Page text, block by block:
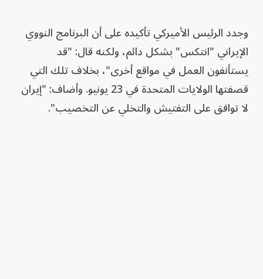
وجدد الرئيس الأميركي تأكيده على أن البرنامج النووي
الإيراني "انتكس" بشكل دائم، ولكنه قال: "قد
يستأنفون العمل في مواقع أخرى"، بخلاف تلك التي
قصفتها الولايات المتحدة في 23 يونيو. وأضاف: "إيران
لا توافق على التفتيش والتخلي عن التخصيب".